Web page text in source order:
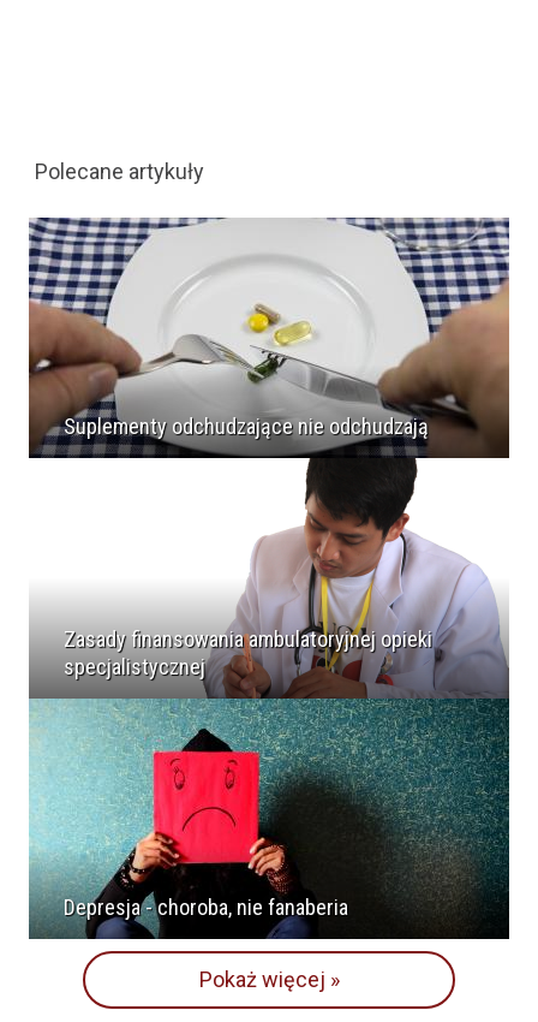
Polecane artykuły
Suplementy odchudzające nie odchudzają
Zasady finansowania ambulatoryjnej opieki
specjalistycznej
Depresja - choroba, nie fanaberia
Pokaż więcej »